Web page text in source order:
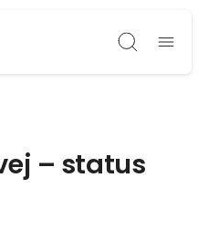
Søg
– status